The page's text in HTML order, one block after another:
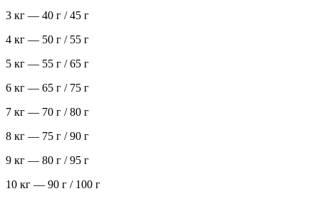
3 кг — 40 г / 45 г
4 кг — 50 г / 55 г
5 кг — 55 г / 65 г
6 кг — 65 г / 75 г
7 кг — 70 г / 80 г
8 кг — 75 г / 90 г
9 кг — 80 г / 95 г
10 кг — 90 г / 100 г